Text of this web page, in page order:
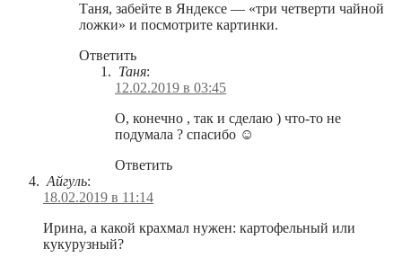
Таня, забейте в Яндексе — «три четверти чайной
ложки» и посмотрите картинки.
Ответить
Таня:
12.02.2019 в 03:45
О, конечно , так и сделаю ) что-то не
подумала ? спасибо ☺️
Ответить
Айгуль:
18.02.2019 в 11:14
Ирина, а какой крахмал нужен: картофельный или
кукурузный?